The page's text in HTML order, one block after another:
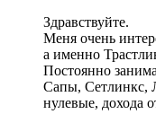
Здравствуйте.
Меня очень
а именно
Постоянно
Сапы, Сетлинкс,
нулевые, дохода